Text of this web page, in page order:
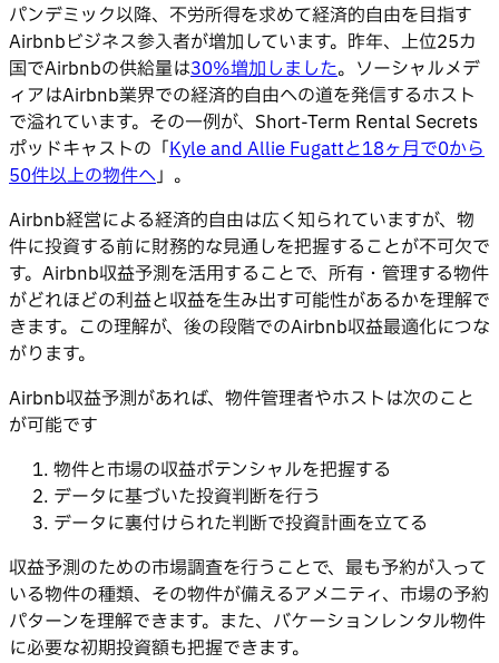
パンデミック以降、不労所得を求めて経済的自由を目指す
Airbnbビジネス参入者が増加しています。昨年、上位25カ
国でAirbnbの供給量は30%増加しました。ソーシャルメデ
ィアはAirbnb業界での経済的自由への道を発信するホスト
で溢れています。その一例が、Short-Term Rental Secrets
ポッドキャストの「Kyle and Allie Fugattと18ヶ月で0から
50件以上の物件へ」。
Airbnb経営による経済的自由は広く知られていますが、物
件に投資する前に財務的な見通しを把握することが不可欠で
す。Airbnb収益予測を活用することで、所有・管理する物件
がどれほどの利益と収益を生み出す可能性があるかを理解で
きます。この理解が、後の段階でのAirbnb収益最適化につな
がります。
Airbnb収益予測があれば、物件管理者やホストは次のこと
が可能です
物件と市場の収益ポテンシャルを把握する
データに基づいた投資判断を行う
データに裏付けられた判断で投資計画を立てる
収益予測のための市場調査を行うことで、最も予約が入って
いる物件の種類、その物件が備えるアメニティ、市場の予約
パターンを理解できます。また、バケーションレンタル物件
に必要な初期投資額も把握できます。